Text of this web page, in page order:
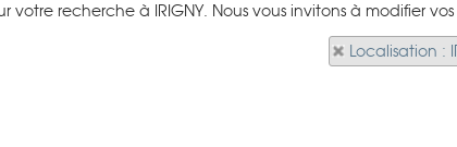
votre recherche à IRIGNY. Nous vous invitons à modifier
Localisation :